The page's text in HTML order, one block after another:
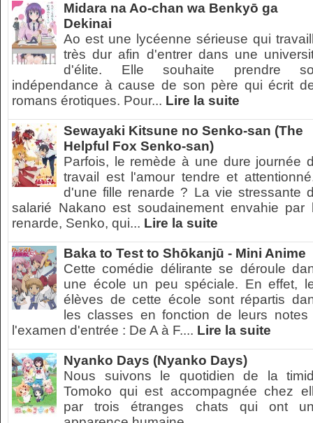
Midara na Ao-chan wa Benkyō ga
Dekinai
Ao est une lycéenne sérieuse qui
très dur afin d'entrer dans une
d'élite. Elle souhaite prendre
indépendance à cause de son père qui écrit
romans érotiques. Pour... Lire la suite
Sewayaki Kitsune no Senko-san (The
Helpful Fox Senko-san)
Parfois, le remède à une dure journée
travail est l'amour tendre et
d'une fille renarde ? La vie stressante
salarié Nakano est soudainement envahie par
renarde, Senko, qui... Lire la suite
Baka to Test to Shōkanjū - Mini Anime
Cette comédie délirante se déroule
une école un peu spéciale. En effet,
élèves de cette école sont répartis
les classes en fonction de leurs notes
l'examen d'entrée : De A à F.... Lire la suite
Nyanko Days (Nyanko Days)
Nous suivons le quotidien de la
Tomoko qui est accompagnée chez
par trois étranges chats qui ont